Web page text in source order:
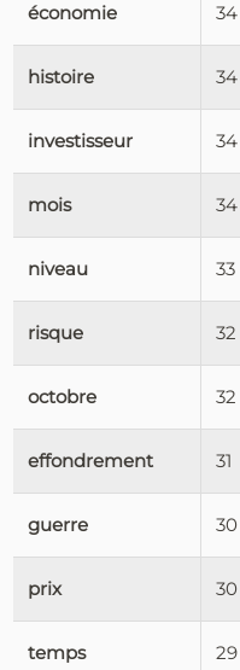
économie 34
histoire 34
investisseur 34
mois 34
niveau 33
risque 32
octobre 32
effondrement 31
guerre 30
prix 30
temps 29